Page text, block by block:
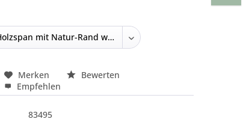
Merken
Bewerten
Empfehlen
83495